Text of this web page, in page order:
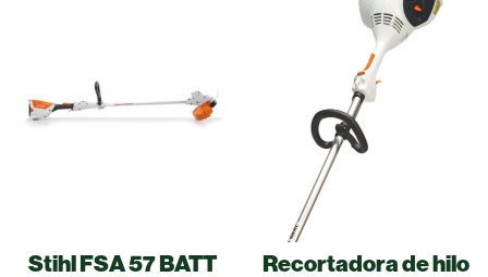
Stihl FSA 57 BATT
Recortadora de hilo